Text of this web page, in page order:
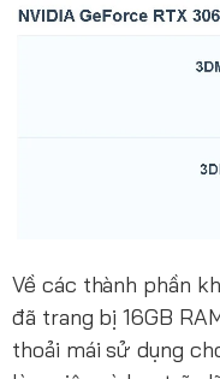
Về các thành phần
đã trang bị 16GB
thoải mái sử dụng